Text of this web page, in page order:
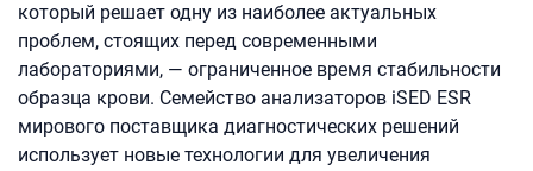
который решает одну из наиболее актуальных
проблем, стоящих перед современными
лабораториями, — ограниченное время стабильности
образца крови. Семейство анализаторов iSED ESR
мирового поставщика диагностических решений
использует новые технологии для увеличения